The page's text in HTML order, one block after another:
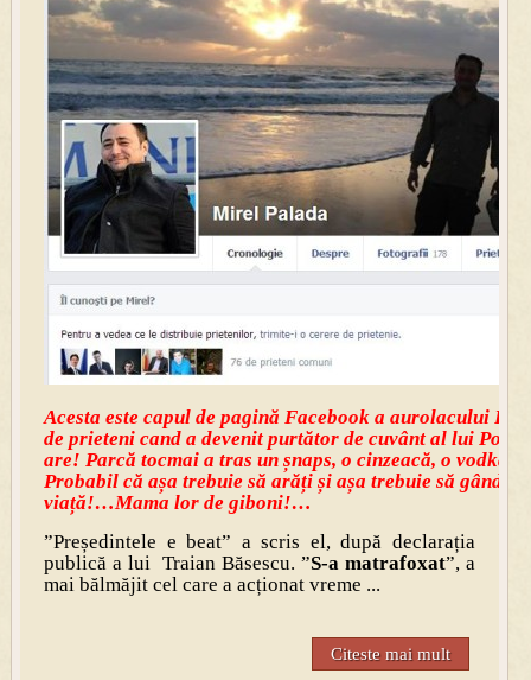
Acesta este capul de pagină Facebook a aurolacului
de prieteni cand a devenit purtător de cuvânt al lui
are! Parcă tocmai a tras un șnaps, o cinzeacă, o
Probabil că așa trebuie să arăți și așa trebuie să
viață!…Mama lor de giboni!…
”Președintele e beat” a scris el, după declarația
publică a lui Traian Băsescu. ”S-a matrafoxat”, a
mai bălmăjit cel care a acționat vreme ...
Citeste mai mult